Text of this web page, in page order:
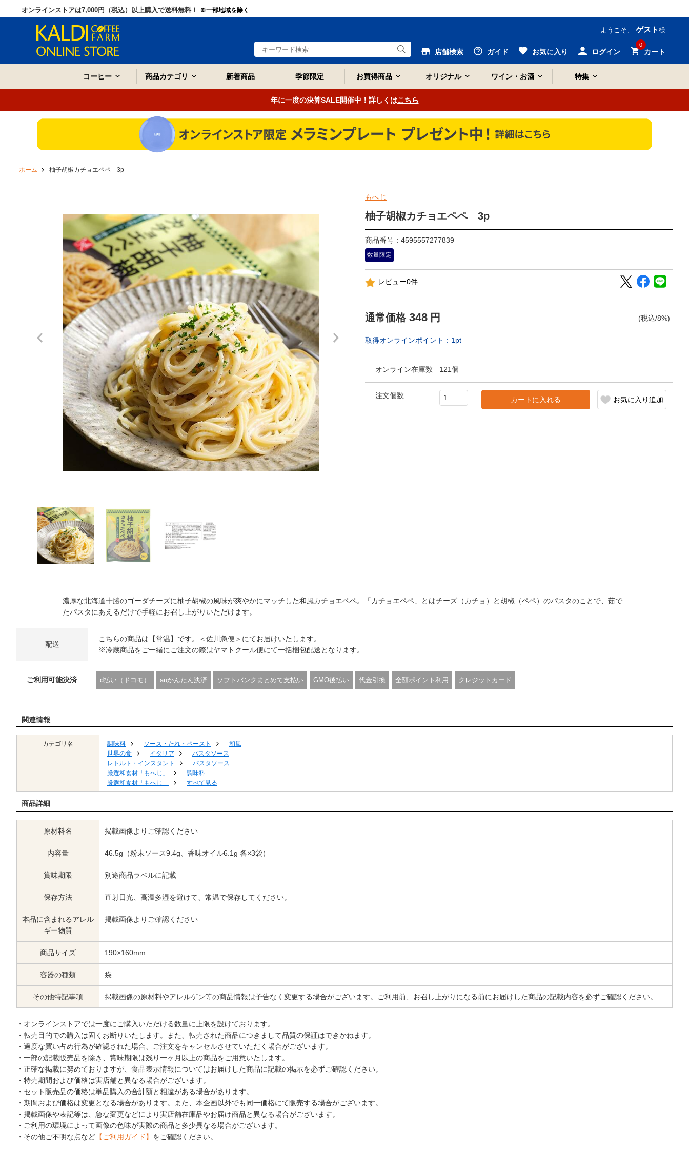
オンラインストアは7,000円（税込）以上購入で送料無料！ ※一部地域を除く
ようこそ、 ゲスト 様
店舗検索 ガイド お気に入り ログイン
0
カート
コーヒー 商品カテゴリ 新着商品 季節限定 お買得商品 オリジナル ワイン・お酒 特集
年に一度の決算SALE開催中！詳しくはこちら
ホーム 柚子胡椒カチョエペペ 3p
もへじ
柚子胡椒カチョエペペ 3p
商品番号：4595557277839
数量限定
レビュー0件
通常価格 348 円 (税込/8%)
取得オンラインポイント： 1 pt
オンライン在庫数 121個
注文個数
カートに入れる お気に入り追加
濃厚な北海道十勝のゴーダチーズに柚子胡椒の風味が爽やかにマッチした和風カチョエペペ。「カチョエペペ」とはチーズ（カチョ）と胡椒（ペペ）のパスタのことで、茹で
たパスタにあえるだけで手軽にお召し上がりいただけます。
配送
こちらの商品は【常温】です。＜佐川急便＞にてお届けいたします。
※冷蔵商品をご一緒にご注文の際はヤマトクール便にて一括梱包配送となります。
ご利用可能決済 d払い（ドコモ） auかんたん決済 ソフトバンクまとめて支払い GMO後払い 代金引換 全額ポイント利用 クレジットカード
関連情報
カテゴリ名 調味料 ソース・たれ・ペースト
和風
世界の食
イタリア
パスタソース
レトルト・インスタント
パスタソース
厳選和食材「もへじ」
調味料
厳選和食材「もへじ」
すべて見る
商品詳細
原材料名 掲載画像よりご確認ください
内容量 46.5g（粉末ソース9.4g、香味オイル6.1g 各×3袋）
賞味期限 別途商品ラベルに記載
保存方法 直射日光、高温多湿を避けて、常温で保存してください。
本品に含まれるアレル
ギー物質
掲載画像よりご確認ください
商品サイズ 190×160mm
容器の種類 袋
その他特記事項 掲載画像の原材料やアレルゲン等の商品情報は予告なく変更する場合がございます。ご利用前、お召し上がりになる前にお届けした商品の記載内容を必ずご確認ください。
・オンラインストアでは一度にご購入いただける数量に上限を設けております。
・転売目的での購入は固くお断りいたします。また、転売された商品につきまして品質の保証はできかねます。
・過度な買い占め行為が確認された場合、ご注文をキャンセルさせていただく場合がございます。
・一部の記載販売品を除き、賞味期限は残り一ヶ月以上の商品をご用意いたします。
・正確な掲載に努めておりますが、食品表示情報についてはお届けした商品に記載の掲示を必ずご確認ください。
・特売期間および価格は実店舗と異なる場合がございます。
・セット販売品の価格は単品購入の合計額と相違がある場合があります。
・期間および価格は変更となる場合があります。また、本企画以外でも同一価格にて販売する場合がございます。
・掲載画像や表記等は、急な変更などにより実店舗在庫品やお届け商品と異なる場合がございます。
・ご利用の環境によって画像の色味が実際の商品と多少異なる場合がございます。
・その他ご不明な点など 【ご利用ガイド】 をご確認ください。